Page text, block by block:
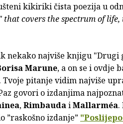
kikiriki čista poezija u
that covers the spectrum of
nekako najviše knjigu "Drugi
Marune, a on se i ovdje
pitanje vidim najviše
govori o izdanjima
,RimbaudaiMallarméa.
”raskošno izdanje”